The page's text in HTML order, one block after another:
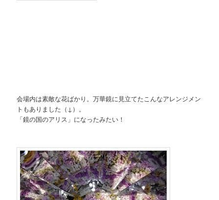
会場内は素敵な花ばかり。万華鏡に見立てたこんなアレンジメン
トもありました（↓）。
「鏡の国のアリス」になったみたい！